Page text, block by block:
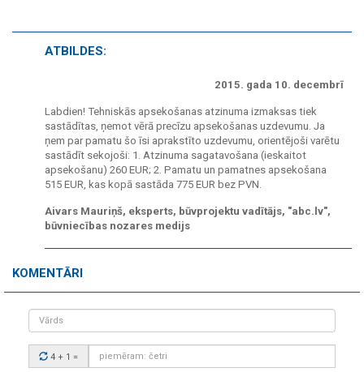
ATBILDES:
2015. gada 10. decembrī
Labdien! Tehniskās apsekošanas atzinuma izmaksas tiek
sastādītas, ņemot vērā precīzu apsekošanas uzdevumu. Ja
ņem par pamatu šo īsi aprakstīto uzdevumu, orientējoši varētu
sastādīt sekojoši: 1. Atzinuma sagatavošana (ieskaitot
apsekošanu) 260 EUR; 2. Pamatu un pamatnes apsekošana
515 EUR, kas kopā sastāda 775 EUR bez PVN.
Aivars Mauriņš, eksperts, būvprojektu vadītājs, "abc.lv",
būvniecības nozares medijs
KOMENTĀRI
Vārds
Drošības
kods:
4 + 1 =